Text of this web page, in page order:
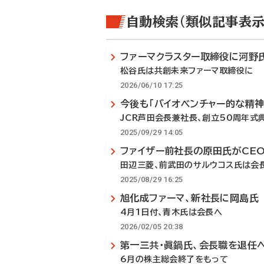
自動検索（類似記事表示
ファーマクラスター取締役に河野
松谷氏は共創未来ファーマ取締役に
2026/06/10 17:25
今後も「バイオベンチャー的な精神
JCR芦田会長兼社長、創立50周年式
2025/09/29 14:05
ファイザー前社長の原田氏が
田辺三菱、前武田のサルウコス氏は会
2025/08/29 16:25
旭化成ファーマ、新社長に岡島氏
4月1日付、青木氏は会長へ
2026/02/05 20:38
第一三共・眞鍋氏、会長職を退任
6月の株主総会終了をもって